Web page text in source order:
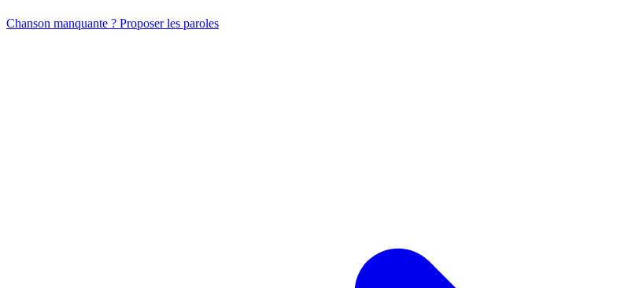
Chanson manquante ? Proposer les paroles